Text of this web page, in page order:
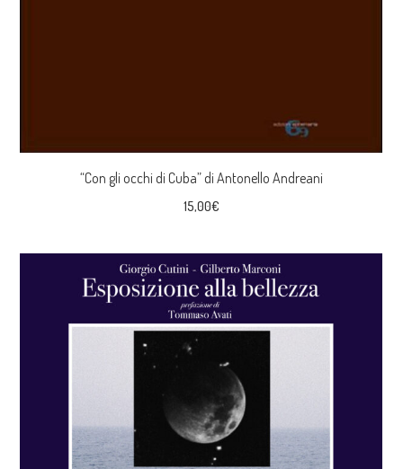
“Con gli occhi di Cuba” di Antonello Andreani
15,00€